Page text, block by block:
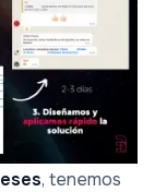
, tenemos